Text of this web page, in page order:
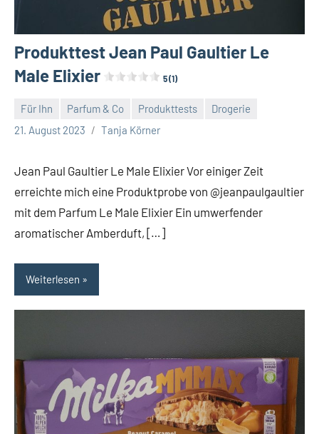
Produkttest Jean Paul Gaultier Le
Male Elixier
5 (1)
Für Ihn Parfum & Co Produkttests
Drogerie
21. August 2023
Tanja Körner
Keine
Jean Paul Gaultier Le Male Elixier Vor einiger Zeit
erreichte mich eine Produktprobe von @jeanpaulgaultier
mit dem Parfum Le Male Elixier Ein umwerfender
aromatischer Amberduft, […]
Weiterlesen